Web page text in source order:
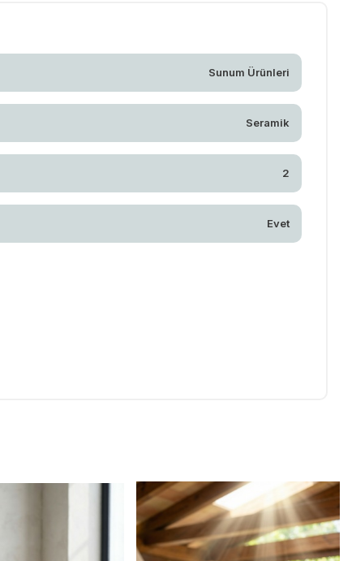
Sunum Ürünleri
Seramik
2
Evet